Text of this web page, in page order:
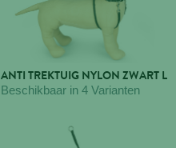
ANTI TREKTUIG NYLON ZWART L
Beschikbaar in 4 Varianten